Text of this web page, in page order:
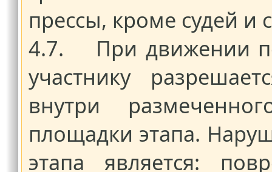
прессы, кроме судей и
4.7. При движении по
участнику
внутри
площадки этапа.
этапа является: